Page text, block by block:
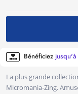
Bénéficiez jusqu'à
La plus grande
Micromania-Zing.